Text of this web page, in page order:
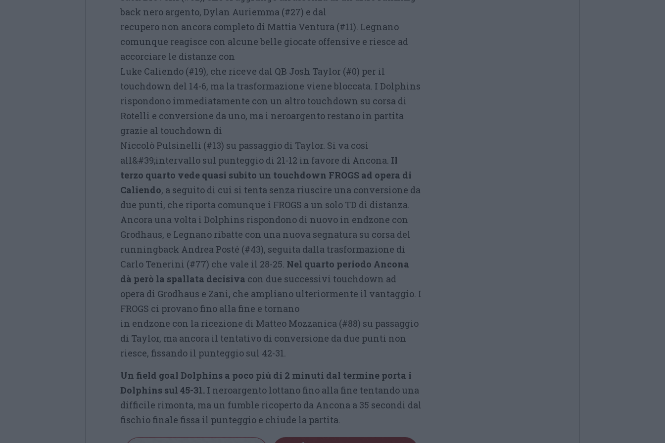
back nero argento, Dylan Auriemma (#27) e dal
recupero non ancora completo di Mattia Ventura (#11). Legnano
comunque reagisce con alcune belle giocate offensive e riesce ad
accorciare le distanze con
Luke Caliendo (#19), che riceve dal QB Josh Taylor (#0) per il
touchdown del 14-6, ma la trasformazione viene bloccata. I Dolphins
rispondono immediatamente con un altro touchdown su corsa di
Rotelli e conversione da uno, ma i neroargento restano in partita
grazie al touchdown di
Niccolò Pulsinelli (#13) su passaggio di Taylor. Si va così
all&#39;intervallo sul punteggio di 21-12 in favore di Ancona. Il
terzo quarto vede quasi subito un touchdown FROGS ad opera di
Caliendo, a seguito di cui si tenta senza riuscire una conversione da
due punti, che riporta comunque i FROGS a un solo TD di distanza.
Ancora una volta i Dolphins rispondono di nuovo in endzone con
Grodhaus, e Legnano ribatte con una nuova segnatura su corsa del
runningback Andrea Posté (#43), seguita dalla trasformazione di
Carlo Tenerini (#77) che vale il 28-25. Nel quarto periodo Ancona
dà però la spallata decisiva con due successivi touchdown ad
opera di Grodhaus e Zani, che ampliano ulteriormente il vantaggio. I
FROGS ci provano fino alla fine e tornano
in endzone con la ricezione di Matteo Mozzanica (#88) su passaggio
di Taylor, ma ancora il tentativo di conversione da due punti non
riesce, fissando il punteggio sul 42-31.
Un field goal Dolphins a poco più di 2 minuti dal termine porta i
Dolphins sul 45-31. I neroargento lottano fino alla fine tentando una
difficile rimonta, ma un fumble ricoperto da Ancona a 35 secondi dal
fischio finale fissa il punteggio e chiude la partita.